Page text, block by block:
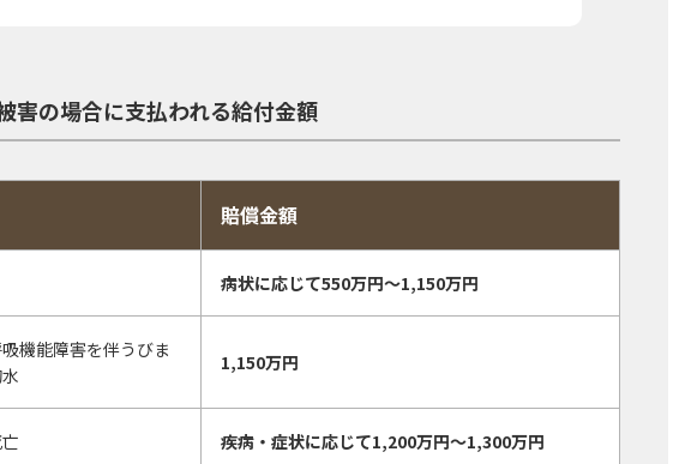
害の場合に支払われる給付金額
賠償金額
病状に応じて550万円〜1,150万円
機能障害を伴うびま
1,150万円
疾病・症状に応じて1,200万円〜1,300万円